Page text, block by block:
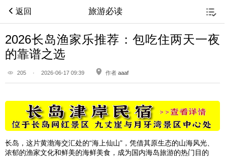
返回 旅游必读
2026长岛渔家乐推荐：包吃住两天一夜
的靠谱之选
205 · 2026-06-17 09:39 作者 aaaf
长岛，这片黄渤海交汇处的“海上仙山”，凭借其原生态的山海风光、
浓郁的渔家文化和鲜美的海鲜美食，成为国内海岛旅游的热门目的